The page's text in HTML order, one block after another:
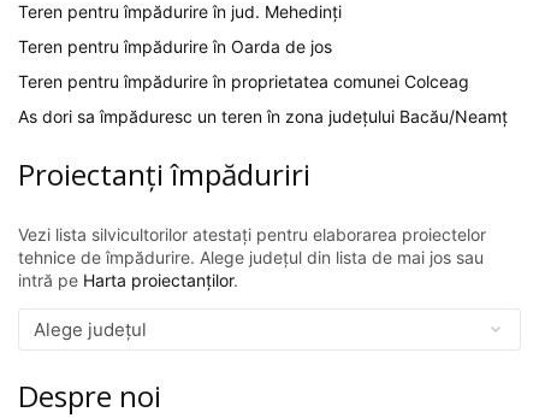
Teren pentru împădurire în jud. Mehedinți
Teren pentru împădurire în Oarda de jos
Teren pentru împădurire în proprietatea comunei Colceag
As dori sa împăduresc un teren în zona județului Bacău/Neamț
Proiectanți împăduriri
Vezi lista silvicultorilor atestați pentru elaborarea proiectelor
tehnice de împădurire. Alege județul din lista de mai jos sau
intră pe Harta proiectanților.
Despre noi